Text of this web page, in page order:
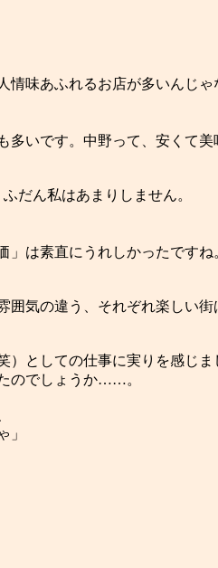
味あふれるお店が多いんじゃ
いです。中野って、安くて
だん私はあまりしません。
は素直にうれしかったですね
気の違う、それぞれ楽しい
としての仕事に実りを感じま
のでしょうか……。
」